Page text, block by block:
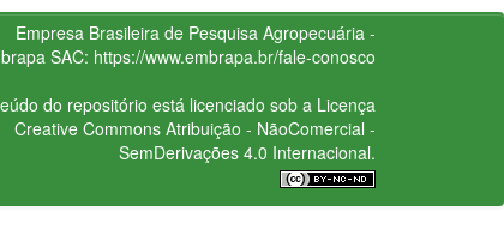
Empresa Brasileira de Pesquisa Agropecuária -
SAC: https://www.embrapa.br/fale-conosco
do repositório está licenciado sob a Licença
Creative CommonsAtribuição - NãoComercial -
SemDerivações 4.0 Internacional.